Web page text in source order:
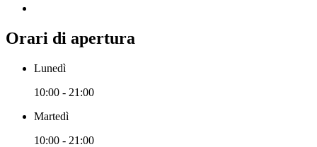
Orari di apertura
Lunedì
10:00 - 21:00
Martedì
10:00 - 21:00